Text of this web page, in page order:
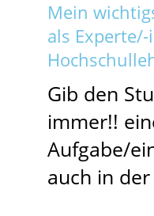
Mein
als
Gib den
immer!!
Aufgabe/
auch in